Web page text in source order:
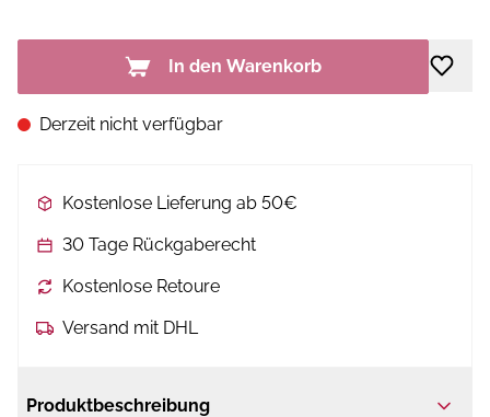
In den Warenkorb
Derzeit nicht verfügbar
Kostenlose Lieferung ab 50€
30 Tage Rückgaberecht
Kostenlose Retoure
Versand mit DHL
Produktbeschreibung